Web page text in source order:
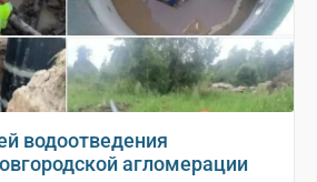
водоотведения
агломерации